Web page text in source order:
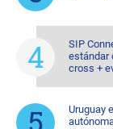
SIP
estándar
cross +
Uruguay